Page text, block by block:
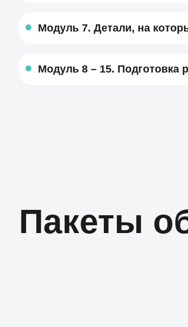
Модуль 7. Детали, на
Модуль 8 – 15. Подготовка
Пакеты